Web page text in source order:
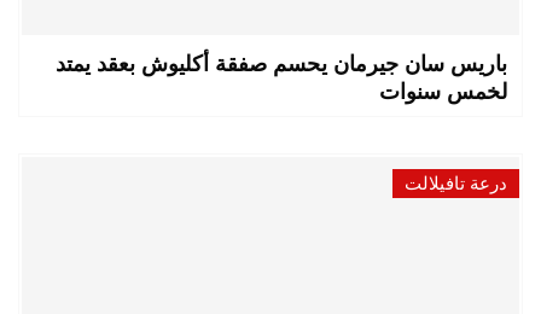
باريس سان جيرمان يحسم صفقة أكليوش بعقد يمتد
لخمس سنوات
درعة تافيلالت